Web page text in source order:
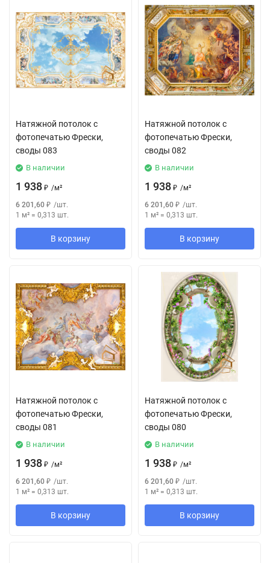
Натяжной потолок с
фотопечатью Фрески,
своды 083
В наличии
1 938 ₽ /м²
6 201,60 ₽ /шт.
1 м² = 0,313 шт.
В корзину
Натяжной потолок с
фотопечатью Фрески,
своды 082
В наличии
1 938 ₽ /м²
6 201,60 ₽ /шт.
1 м² = 0,313 шт.
В корзину
Натяжной потолок с
фотопечатью Фрески,
своды 081
В наличии
1 938 ₽ /м²
6 201,60 ₽ /шт.
1 м² = 0,313 шт.
В корзину
Натяжной потолок с
фотопечатью Фрески,
своды 080
В наличии
1 938 ₽ /м²
6 201,60 ₽ /шт.
1 м² = 0,313 шт.
В корзину